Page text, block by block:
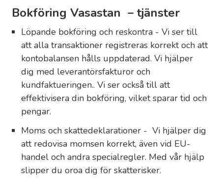
Bokföring Vasastan – tjänster
Löpande bokföring och reskontra - Vi ser till
att alla transaktioner registreras korrekt och att
kontobalansen hålls uppdaterad. Vi hjälper
dig med leverantörsfakturor och
kundfaktueringen.. Vi ser också till att
effektivisera din bokföring, vilket sparar tid och
pengar.
Moms och skattedeklarationer - Vi hjälper dig
att redovisa momsen korrekt, även vid EU-
handel och andra specialregler. Med vår hjälp
slipper du oroa dig för skatterisker.